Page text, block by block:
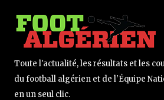
Toute l'actualité, les résultats et les
du football algérien et de l'Équipe
en un seul clic.